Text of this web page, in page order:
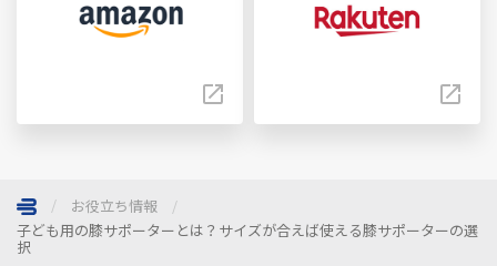
お役立ち情報
子ども用の膝サポーターとは？サイズが合えば使える膝サポーターの選
択